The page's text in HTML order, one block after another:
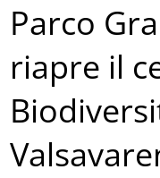
Parco
riapre il